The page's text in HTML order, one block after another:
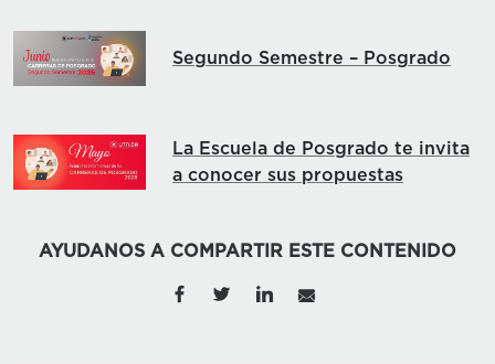
Segundo Semestre – Posgrado
La Escuela de Posgrado te invita
a conocer sus propuestas
AYUDANOS A COMPARTIR ESTE CONTENIDO